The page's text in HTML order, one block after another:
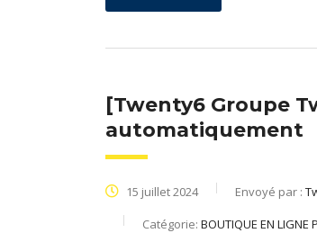
[Twenty6 Groupe
automatiquement
15 juillet 2024 Envoyé par :
Catégorie: BOUTIQUE EN LIGNE